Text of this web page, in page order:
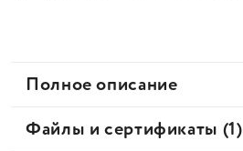
Полное описание
Файлы и сертификаты (1)